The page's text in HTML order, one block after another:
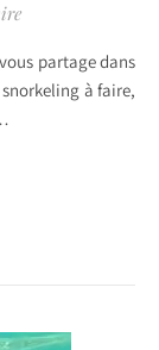
à faire,